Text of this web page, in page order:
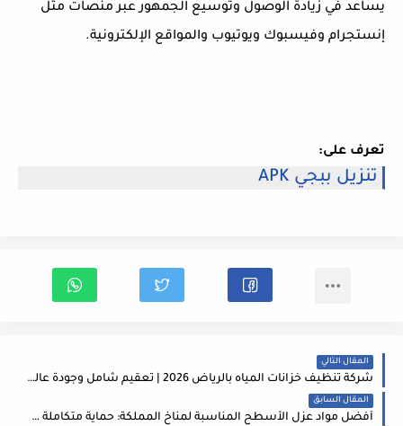
يساعد في زيادة الوصول وتوسيع الجمهور عبر منصات مثل
إنستجرام وفيسبوك ويوتيوب والمواقع الإلكترونية.
تعرف على:
تنزيل ببجي APK
المقال التالي
شركة تنظيف خزانات المياه بالرياض 2026 | تعقيم شامل وجودة عاليةشركة مكافحة حشرات بجدة (0562565771) – القضاء التام على الحشرات بأحدث الأساليب والمبيدات الآمنة
المقال السابق
أفضل مواد عزل الأسطح المناسبة لمناخ المملكة: حماية متكاملة وفعالة لمنزلكشركة نقل عفش بالرياض